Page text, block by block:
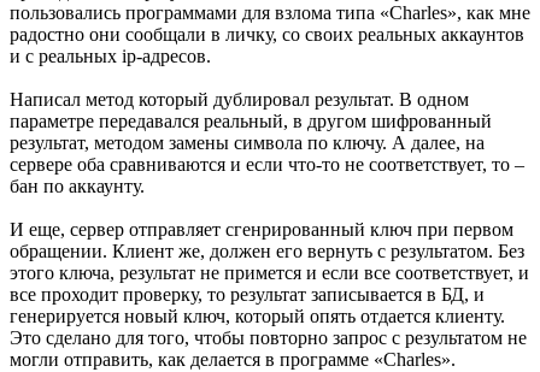
пользовались программами для взлома типа «Charles», как мне
радостно они сообщали в личку, со своих реальных аккаунтов
и с реальных ip-адресов.
Написал метод который дублировал результат. В одном
параметре передавался реальный, в другом шифрованный
результат, методом замены символа по ключу. А далее, на
сервере оба сравниваются и если что-то не соответствует, то –
бан по аккаунту.
И еще, сервер отправляет сгенрированный ключ при первом
обращении. Клиент же, должен его вернуть с результатом. Без
этого ключа, результат не примется и если все соответствует, и
все проходит проверку, то результат записывается в БД, и
генерируется новый ключ, который опять отдается клиенту.
Это сделано для того, чтобы повторно запрос с результатом не
могли отправить, как делается в программе «Charles».